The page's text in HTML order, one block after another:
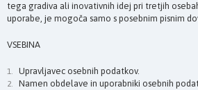
tega gradiva ali inovativnih idej pri tretjih
uporabe, je mogoča samo s posebnim pisnim
VSEBINA
Upravljavec osebnih podatkov.
Namen obdelave in uporabniki osebnih